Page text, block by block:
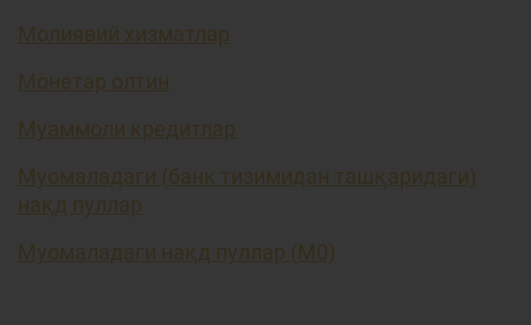
Молиявий хизматлар
Монетар олтин
Муаммоли кредитлар
Муомаладаги (банк тизимидан ташқаридаги)
нақд пуллар
Муомаладаги нақд пуллар (М0)